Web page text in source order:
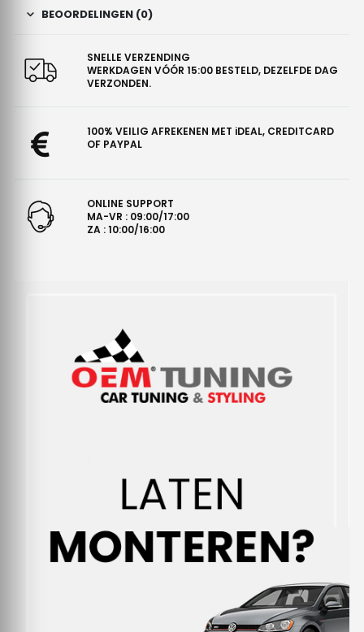
BEOORDELINGEN (0)
SNELLE VERZENDING
WERKDAGEN VÓÓR 15:00 BESTELD, DEZELFDE DAG
VERZONDEN.
100% VEILIG AFREKENEN MET iDEAL, CREDITCARD
OF PAYPAL
ONLINE SUPPORT
MA-VR : 09:00/17:00
ZA : 10:00/16:00